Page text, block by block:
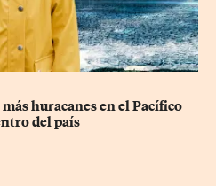
huracanes en el Pacífico
del país